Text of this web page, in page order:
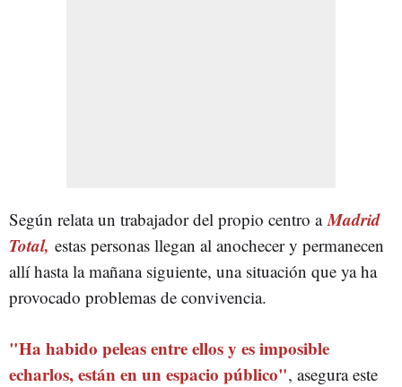
Según relata un trabajador del propio centro a Madrid
Total, estas personas llegan al anochecer y permanecen
allí hasta la mañana siguiente, una situación que ya ha
provocado problemas de convivencia.
"Ha habido peleas entre ellos y es imposible
echarlos, están en un espacio público", asegura este